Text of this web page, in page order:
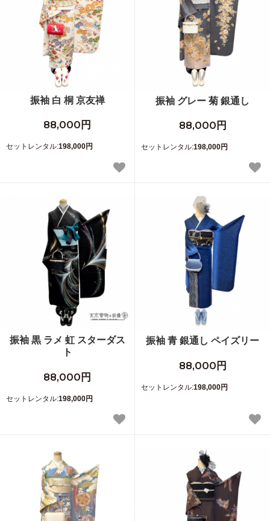
振袖 白 桐 京友禅
88,000円
セットレンタル:198,000円
振袖 グレー 菊 銀通し
88,000円
セットレンタル:198,000円
振袖 黒 ラメ 虹 スターダス
ト
88,000円
セットレンタル:198,000円
振袖 青 銀通し ペイズリー
88,000円
セットレンタル:198,000円